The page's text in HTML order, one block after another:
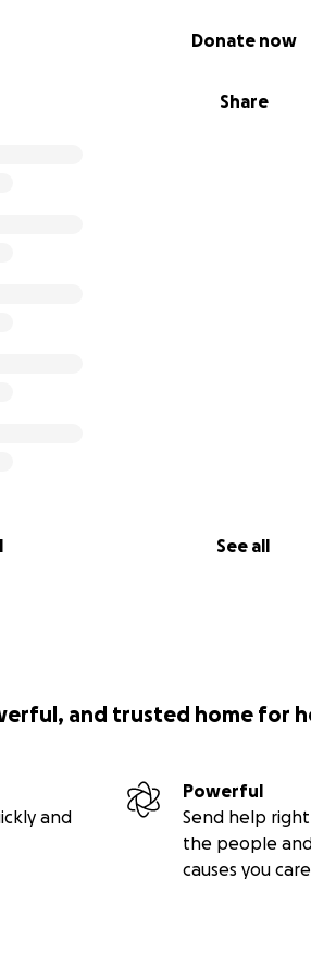
Share
Donate now
See all
and trusted home for
and
Powerful
Send help
the people
causes you